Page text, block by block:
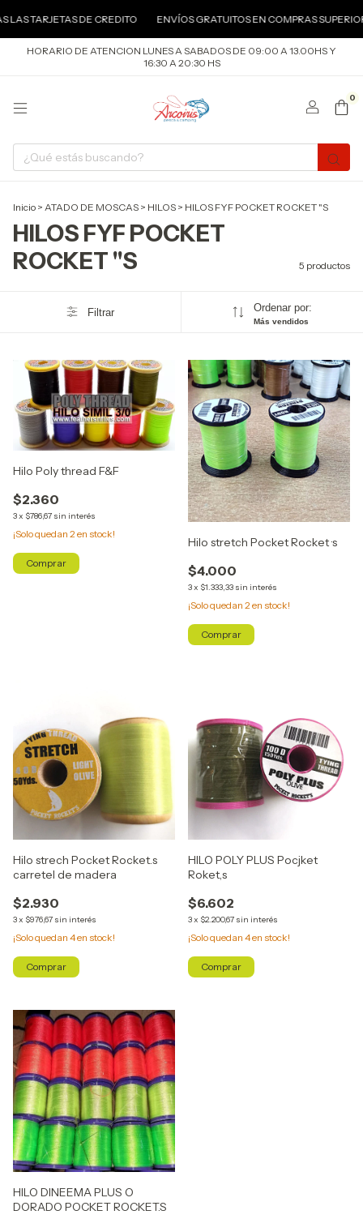
DE CREDITO ENVÍOS GRATUITOS EN COMPRAS SUPERIORES
HORARIO DE ATENCION LUNES A SABADOS DE 09:00 A 13.00HS Y
16:30 A 20:30 HS
0
Inicio > ATADO DE MOSCAS > HILOS > HILOS FYF POCKET ROCKET "S
HILOS FYF POCKET
ROCKET "S
5 productos
Filtrar Ordenar por:
Más vendidos
Hilo Poly thread F&F
$2.360
3x $786,67 sin interés
¡Solo quedan 2en stock!
Comprar
Hilo stretch Pocket Rocket ·s
$4.000
3x $1.333,33 sin interés
¡Solo quedan 2en stock!
Comprar
Hilo strech Pocket Rocket.s
carretel de madera
$2.930
3x $976,67 sin interés
¡Solo quedan 4en stock!
Comprar
HILO POLY PLUS Pocjket
Roket,s
$6.602
3x $2.200,67 sin interés
¡Solo quedan 4en stock!
Comprar
HILO DINEEMA PLUS O
DORADO POCKET ROCKET.S